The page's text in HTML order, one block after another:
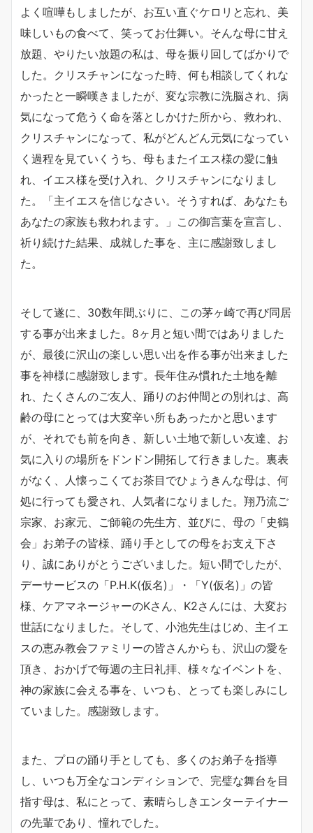
よく喧嘩もしましたが、お互い直ぐケロリと忘れ、美
味しいもの食べて、笑ってお仕舞い。そんな母に甘え
放題、やりたい放題の私は、母を振り回してばかりで
した。クリスチャンになった時、何も相談してくれな
かったと一瞬嘆きましたが、変な宗教に洗脳され、病
気になって危うく命を落としかけた所から、救われ、
クリスチャンになって、私がどんどん元気になってい
く過程を見ていくうち、母もまたイエス様の愛に触
れ、イエス様を受け入れ、クリスチャンになりまし
た。「主イエスを信じなさい。そうすれば、あなたも
あなたの家族も救われます。」この御言葉を宣言し、
祈り続けた結果、成就した事を、主に感謝致しまし
た。
そして遂に、30数年間ぶりに、この茅ヶ崎で再び同居
する事が出来ました。8ヶ月と短い間ではありました
が、最後に沢山の楽しい思い出を作る事が出来ました
事を神様に感謝致します。長年住み慣れた土地を離
れ、たくさんのご友人、踊りのお仲間との別れは、高
齢の母にとっては大変辛い所もあったかと思います
が、それでも前を向き、新しい土地で新しい友達、お
気に入りの場所をドンドン開拓して行きました。裏表
がなく、人懐っこくてお茶目でひょうきんな母は、何
処に行っても愛され、人気者になりました。翔乃流ご
宗家、お家元、ご師範の先生方、並びに、母の「史鶴
会」お弟子の皆様、踊り手としての母をお支え下さ
り、誠にありがとうございました。短い間でしたが、
デーサービスの「P.H.K(仮名)」・「Y(仮名)」の皆
様、ケアマネージャーのKさん、K2さんには、大変お
世話になりました。そして、小池先生はじめ、主イエ
スの恵み教会ファミリーの皆さんからも、沢山の愛を
頂き、おかげで毎週の主日礼拝、様々なイベントを、
神の家族に会える事を、いつも、とっても楽しみにし
ていました。感謝致します。
また、プロの踊り手としても、多くのお弟子を指導
し、いつも万全なコンディションで、完璧な舞台を目
指す母は、私にとって、素晴らしきエンターテイナー
の先輩であり、憧れでした。